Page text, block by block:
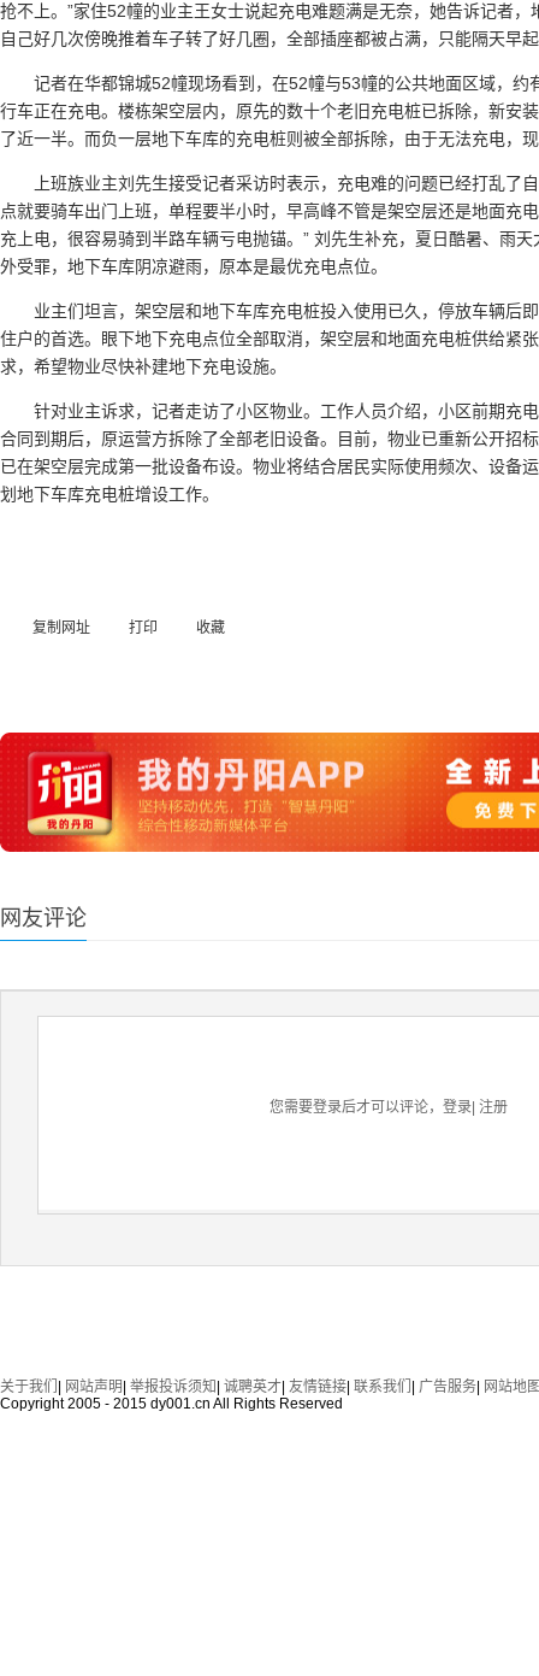
抢不上。”家住52幢的业主王女士说起充电难题满是无奈，她告诉记者
自己好几次傍晚推着车子转了好几圈，全部插座都被占满，只能隔天早
记者在华都锦城52幢现场看到，在52幢与53幢的公共地面区域，约
行车正在充电。楼栋架空层内，原先的数十个老旧充电桩已拆除，新安
了近一半。而负一层地下车库的充电桩则被全部拆除，由于无法充电，
上班族业主刘先生接受记者采访时表示，充电难的问题已经打乱了
点就要骑车出门上班，单程要半小时，早高峰不管是架空层还是地面充
充上电，很容易骑到半路车辆亏电抛锚。” 刘先生补充，夏日酷暑、雨
外受罪，地下车库阴凉避雨，原本是最优充电点位。
业主们坦言，架空层和地下车库充电桩投入使用已久，停放车辆后
住户的首选。眼下地下充电点位全部取消，架空层和地面充电桩供给紧
求，希望物业尽快补建地下充电设施。
针对业主诉求，记者走访了小区物业。工作人员介绍，小区前期充
合同到期后，原运营方拆除了全部老旧设备。目前，物业已重新公开招
已在架空层完成第一批设备布设。物业将结合居民实际使用频次、设备
划地下车库充电桩增设工作。
复制网址 打印 收藏
网友评论
您需要登录后才可以评论， 登录 注册
关于我们 网站声明 举报投诉须知 诚聘英才 友情链接 联系我们 广告服务 网站地
Copyright 2005 - 2015 dy001.cn All Rights Reserved